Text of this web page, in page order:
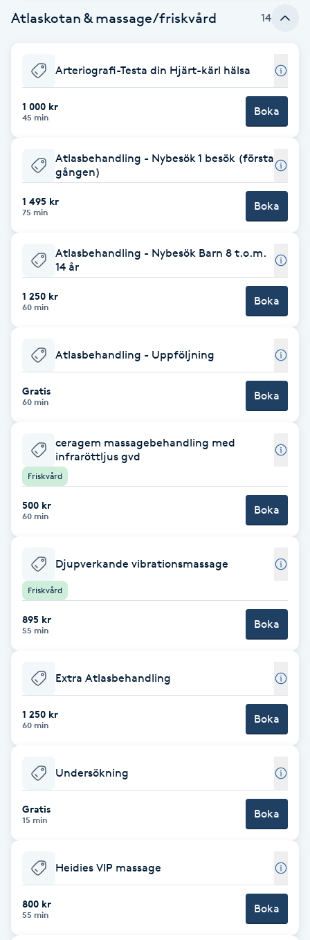
Fotsvamp
Fransar
Fransborttagning
Fransfärgning
Fransförlängning
Fransförlängning Megavolym
Fransk manikyr
Fransrengöring
Frekvensterapi
Friskvård
Friskvårdsmassage
Frisör
Funktionsanalys
Färgning
Föning
G
Gel naglar
Gelenaglar
Gellack
Gellack med förstärkning
Gravidmassage
Gravidyoga
Gruppträning
Atlaskotan & massage/friskvård 14
Arteriografi-Testa din Hjärt-kärl hälsa
1 000 kr
45 min Boka
Atlasbehandling - Nybesök 1 besök (första
gången)
1 495 kr
75 min Boka
Atlasbehandling - Nybesök Barn 8 t.o.m.
14 år
1 250 kr
60 min Boka
Atlasbehandling - Uppföljning
Gratis
60 min Boka
ceragem massagebehandling med
infraröttljus gvd
Friskvård
500 kr
60 min Boka
Djupverkande vibrationsmassage
Friskvård
895 kr
55 min Boka
Extra Atlasbehandling
1 250 kr
60 min Boka
Undersökning
Gratis
15 min Boka
Heidies VIP massage
800 kr
55 min Boka